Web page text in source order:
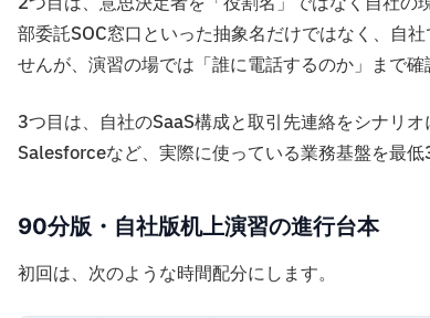
部委託SOC窓口といった抽象名だけではなく、自
せんが、演習の場では「誰に電話するのか」まで確
3つ目は、自社のSaaS構成と取引先連絡をシナリ
Salesforceなど、実際に使っている業務基盤を最
90分版・自社版机上演習の進行台本
初回は、次のような時間配分にします。